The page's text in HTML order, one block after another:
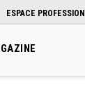
ESPACE